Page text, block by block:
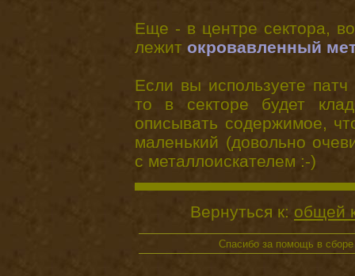
Еще - в центре сектора,
лежит окровавленный
Если вы используете
то в секторе будет
описывать содержимое,
маленький (довольно
с металлоискателем :-)
Вернуться к: общей
Спасибо за помощь в